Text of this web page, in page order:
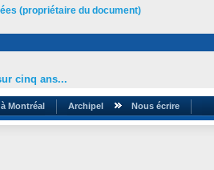
(propriétaire du document)
cinq ans...
Montréal Archipel Nous écrire